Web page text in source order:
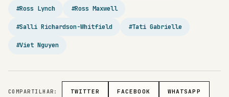
#Ross Lynch #Ross Maxwell
#Salli Richardson-Whitfield #Tati Gabrielle
#Viet Nguyen
COMPARTILHAR: TWITTER FACEBOOK WHATSAPP